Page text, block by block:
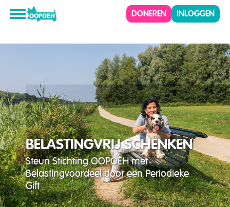
DONEREN INLOGGEN
BELASTINGVRIJ SCHENKEN
Steun Stichting OOPOEH met
Belastingvoordeel door een Periodieke
Gift